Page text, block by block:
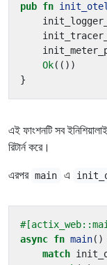
pub fn init_otel
Ok(())
}
এই ফাংশনটি সব
রিটার্ন করে।
এরপর main এ
async fn main()
match